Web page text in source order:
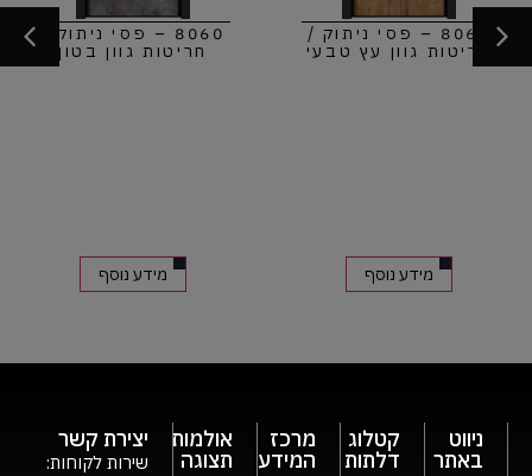
8060 – פסי ניתוק /
חריטות גוון עץ טבעי
מידע נוסף
8060 – פסי ניתוק /
חריטות גוון בטון
מידע נוסף
ניווט
באתר
קטלוג
דלתות
מרכז
המידע
אולמות
תצוגה
יצירת קשר
שירות לקוחות: